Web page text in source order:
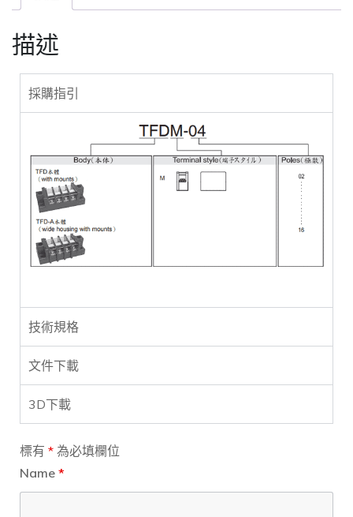
描述
採購指引
技術規格
文件下載
3D下載
標有 * 為必填欄位
Name *